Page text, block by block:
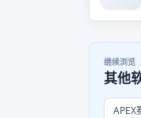
继续浏览
其他
APEX